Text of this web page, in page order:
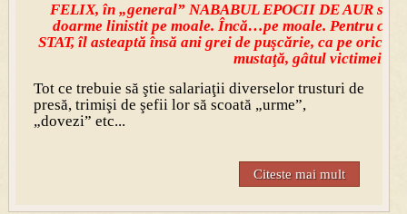
FELIX, în „general” NABABUL EPOCII DE AUR si
doarme linistit pe moale. Încă…pe moale. Pentru că
STAT, îl asteaptă însă ani grei de puşcărie, ca pe orice
mustaţă, gâtul victimei!
Tot ce trebuie să ştie salariaţii diverselor trusturi de
presă, trimişi de şefii lor să scoată „urme”,
„dovezi” etc...
Citeste mai mult